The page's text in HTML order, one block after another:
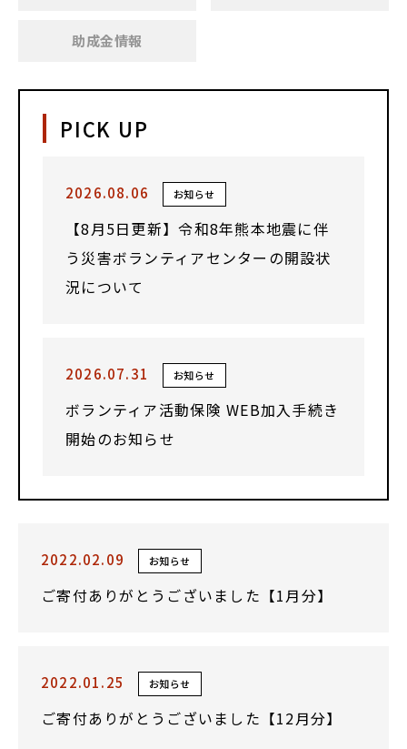
助成金情報
PICK UP
2026.08.06 お知らせ
【8月5日更新】令和8年熊本地震に伴
う災害ボランティアセンターの開設状
況について
2026.07.31 お知らせ
ボランティア活動保険 WEB加入手続き
開始のお知らせ
2022.02.09 お知らせ
ご寄付ありがとうございました【1月分】
2022.01.25 お知らせ
ご寄付ありがとうございました【12月分】